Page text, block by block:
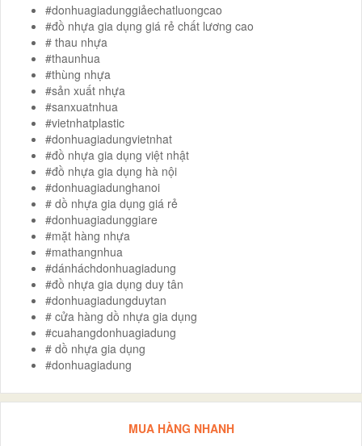
#donhuagiadunggiảechatluongcao
#đồ nhựa gia dụng giá rẻ chất lương cao
# thau nhựa
#thaunhua
#thùng nhựa
#sản xuất nhựa
#sanxuatnhua
#vietnhatplastic
#donhuagiadungvietnhat
#đồ nhựa gia dụng việt nhật
#đồ nhựa gia dụng hà nội
#donhuagiadunghanoi
# dồ nhựa gia dụng giá rẻ
#donhuagiadunggiare
#mặt hàng nhựa
#mathangnhua
#dánháchdonhuagiadung
#đồ nhựa gia dụng duy tân
#donhuagiadungduytan
# cửa hàng dồ nhựa gia dụng
#cuahangdonhuagiadung
# dồ nhựa gia dụng
#donhuagiadung
MUA HÀNG NHANH